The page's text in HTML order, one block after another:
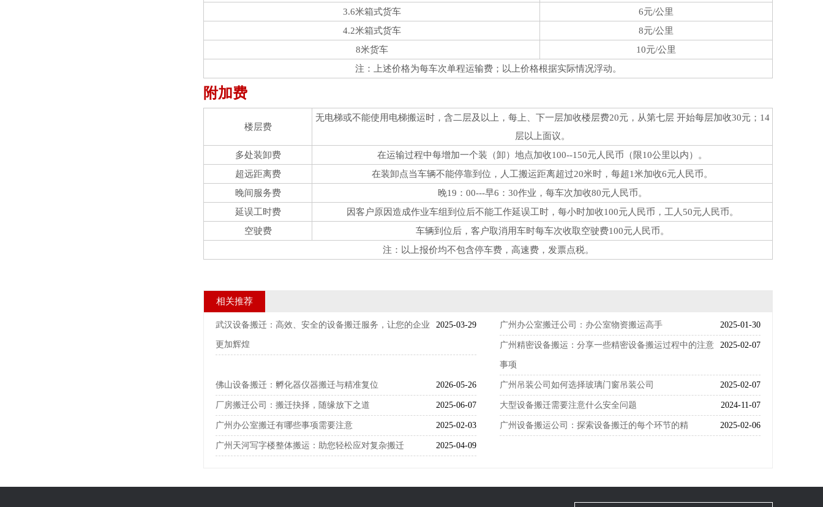
3.6米箱式货车
6元/公里
4.2米箱式货车
8元/公里
8米货车
10元/公里
注：上述价格为每车次单程运输费；以上价格根据实际情况浮动。
附加费
楼层费
无电梯或不能使用电梯搬运时，含二层及以上，每上、下一层加收楼层费20元，从第七层 开始每层加收30元；14
层以上面议。
多处装卸费
在运输过程中每增加一个装（卸）地点加收100--150元人民币（限10公里以内）。
超远距离费
在装卸点当车辆不能停靠到位，人工搬运距离超过20米时，每超1米加收6元人民币。
晚间服务费
晚19：00---早6：30作业，每车次加收80元人民币。
延误工时费
因客户原因造成作业车组到位后不能工作延误工时，每小时加收100元人民币，工人50元人民币。
空驶费
车辆到位后，客户取消用车时每车次收取空驶费100元人民币。
注：以上报价均不包含停车费，高速费，发票点税。
相关推荐
2025-03-29
武汉设备搬迁：高效、安全的设备搬迁服务，让您的企业
更加辉煌
2025-01-30
广州办公室搬迁公司：办公室物资搬运高手
2025-02-07
广州精密设备搬运：分享一些精密设备搬运过程中的注意
事项
2026-05-26
佛山设备搬迁：孵化器仪器搬迁与精准复位 2025-02-07
广州吊装公司如何选择玻璃门窗吊装公司
2025-06-07
厂房搬迁公司：搬迁抉择，随缘放下之道 2024-11-07
大型设备搬迁需要注意什么安全问题
2025-02-03
广州办公室搬迁有哪些事项需要注意 2025-02-06
广州设备搬运公司：探索设备搬迁的每个环节的精
2025-04-09
广州天河写字楼整体搬运：助您轻松应对复杂搬迁